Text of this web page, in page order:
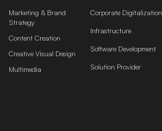
Marketing & Brand
Strategy
Content Creation
Creative Visual Design
Multimedia
Corporate Digitalization
Infrastructure
Software Development
Solution Provider